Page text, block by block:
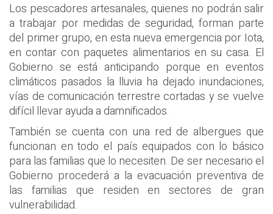
Los pescadores artesanales, quienes no podrán salir
a trabajar por medidas de seguridad, forman parte
del primer grupo, en esta nueva emergencia por Iota,
en contar con paquetes alimentarios en su casa. El
Gobierno se está anticipando porque en eventos
climáticos pasados la lluvia ha dejado inundaciones,
vías de comunicación terrestre cortadas y se vuelve
difícil llevar ayuda a damnificados.
También se cuenta con una red de albergues que
funcionan en todo el país equipados con lo básico
para las familias que lo necesiten. De ser necesario el
Gobierno procederá a la evacuación preventiva de
las familias que residen en sectores de gran
vulnerabilidad.